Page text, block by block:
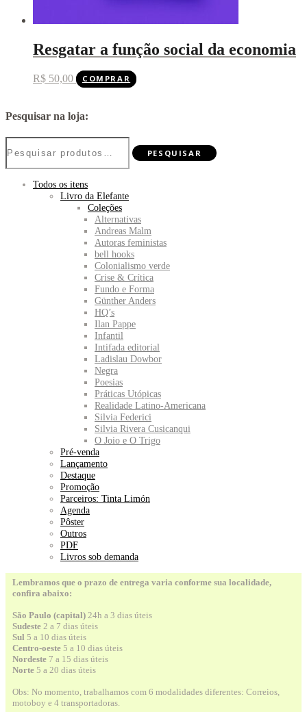
Resgatar a função social da economia
R$ 50,00 COMPRAR
Pesquisar na loja:
Pesquisar
por:
PESQUISAR
Todos os itens
Livro da Elefante
Coleções
Alternativas
Andreas Malm
Autoras feministas
bell hooks
Colonialismo verde
Crise & Crítica
Fundo e Forma
Günther Anders
HQ’s
Ilan Pappe
Infantil
Intifada editorial
Ladislau Dowbor
Negra
Poesias
Práticas Utópicas
Realidade Latino-Americana
Silvia Federici
Silvia Rivera Cusicanqui
O Joio e O Trigo
Pré-venda
Lançamento
Destaque
Promoção
Parceiros: Tinta Limón
Agenda
Pôster
Outros
PDF
Livros sob demanda
Lembramos que o prazo de entrega varia conforme sua localidade,
confira abaixo:
São Paulo (capital) 24h a 3 dias úteis
Sudeste 2 a 7 dias úteis
Sul 5 a 10 dias úteis
Centro-oeste 5 a 10 dias úteis
Nordeste 7 a 15 dias úteis
Norte 5 a 20 dias úteis
Obs: No momento, trabalhamos com 6 modalidades diferentes: Correios,
motoboy e 4 transportadoras.